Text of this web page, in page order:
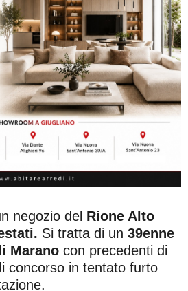
negozio del Rione Alto
Si tratta di un 39enne
Marano con precedenti di
concorso in tentato furto